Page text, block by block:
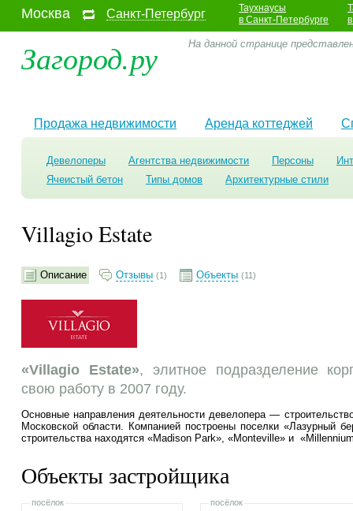
Москва Санкт-Петербург
Таухнаусы
в Санкт-Петербурге
Загород.ру На данной странице
Продажа недвижимости Аренда коттеджей
Девелоперы Агентства недвижимости Персоны
Ячеистый бетон
Типы домов Архитектурные стили
Villagio Estate
Описание Отзывы (1) Объекты (11)
«Villagio Estate», элитное подразделение
свою работу в 2007 году.
Основные направления деятельности девелопера —
Московской области. Компанией построены поселки «Лазурный
строительства находятся «Madison Park», «Monteville» и
Объекты застройщика
посёлок посёлок